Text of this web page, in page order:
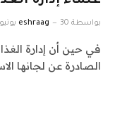
بواسطة eshraag 30 يونيو، 2026
في حين أن إدارة
الصادرة عن لجانها